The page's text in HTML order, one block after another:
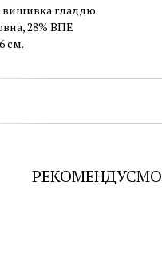
вишивка гладдю.
28% ВПЕ
см.
РЕКОМЕНДУЄМО